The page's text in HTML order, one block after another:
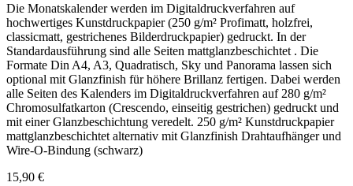
Die Monatskalender werden im Digitaldruckverfahren auf
hochwertiges Kunstdruckpapier (250 g/m² Profimatt, holzfrei,
classicmatt, gestrichenes Bilderdruckpapier) gedruckt. In der
Standardausführung sind alle Seiten mattglanzbeschichtet . Die
Formate Din A4, A3, Quadratisch, Sky und Panorama lassen sich
optional mit Glanzfinish für höhere Brillanz fertigen. Dabei werden
alle Seiten des Kalenders im Digitaldruckverfahren auf 280 g/m²
Chromosulfatkarton (Crescendo, einseitig gestrichen) gedruckt und
mit einer Glanzbeschichtung veredelt. 250 g/m² Kunstdruckpapier
mattglanzbeschichtet alternativ mit Glanzfinish Drahtaufhänger und
Wire-O-Bindung (schwarz)
15,90 €